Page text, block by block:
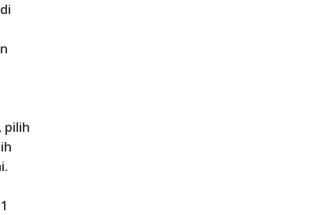
pilih